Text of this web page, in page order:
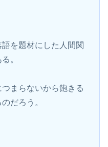
を題材にした人間関
。
まらないから飽きる
だろう。